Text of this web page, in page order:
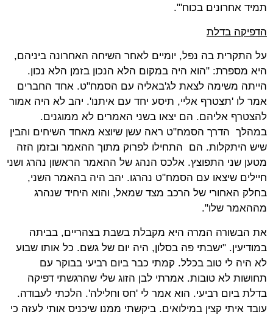
תמיד אחרונים בכוח'".
הדפיקה בדלת
על התקרית בה נפל, יומיים לאחר השיחה האחרונה ביניהם,
היא מספרת: "הוא היה במקום הלא הנכון בזמן הלא נכון.
הייתה משימה לצאת לג'באליה עם הסמח"ט. אחד החברים
אמר לו 'תצטרף אליי, תיסע יחד עם איתנו'. יהב לא היה אמור
להצטרף אליהם. הם יצאו בשני האמרים לא ממוגנים.
במהלך הדרך הסמח"ט ראה עשן שיוצא מאחד השיחים והבין
שיש היתקלות. הם התחילו לפרוק מתוך ההאמר ובזמן הזה
מטען שני התפוצץ. אלכס הנהג של ההאמר הראשון נהרג ושני
חיילים שיצאו עם הסמח"ט נהרגו. יהב היה בהאמר השני,
בחלק האחורי של הרכב מצד שמאל, והוא היחיד שנהרג
מההאמר שלו".
את הבשורה המרה היא מקבלת בשבת בצהריים, בביתה
במודיעין. "ישבתי פה בסלון, היה יום של גשם. כל אותו שבוע
לא היה לי טוב בכלל. קמתי כבר ביום רביעי בבוקר עם
תחושות לא טובות. אמרתי לבן הזוג שלי שהרגשתי דפיקה
בדלת ביום רביעי. הוא אמר לי 'חס וחלילה'. הלכתי לעבודה.
עובד איתי קצין במילואים. ביקשתי ממנו שיכניס אותי לעזה כי